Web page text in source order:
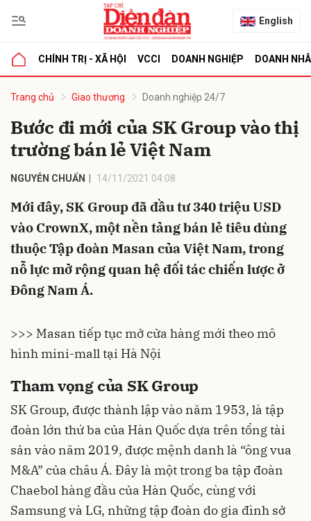
English
CHÍNH TRỊ - XÃ HỘI VCCI DOANH NGHIỆP DOANH
Trang chủ Giao thương Doanh nghiệp 24/7
Bước đi mới của SK Group vào thị
trường bán lẻ Việt Nam
NGUYỄN CHUẨN 14/11/2021 04:08
Mới đây, SK Group đã đầu tư 340 triệu USD
vào CrownX, một nền tảng bán lẻ tiêu dùng
thuộc Tập đoàn Masan của Việt Nam, trong
nỗ lực mở rộng quan hệ đối tác chiến lược ở
Đông Nam Á.
>>> Masan tiếp tục mở cửa hàng mới theo mô
hình mini-mall tại Hà Nội
Tham vọng của SK Group
SK Group, được thành lập vào năm 1953, là tập
đoàn lớn thứ ba của Hàn Quốc dựa trên tổng tài
sản vào năm 2019, được mệnh danh là “ông vua
M&A” của châu Á. Đây là một trong ba tập đoàn
Chaebol hàng đầu của Hàn Quốc, cùng với
Samsung và LG, những tập đoàn do gia đình sở
luận
Hủy